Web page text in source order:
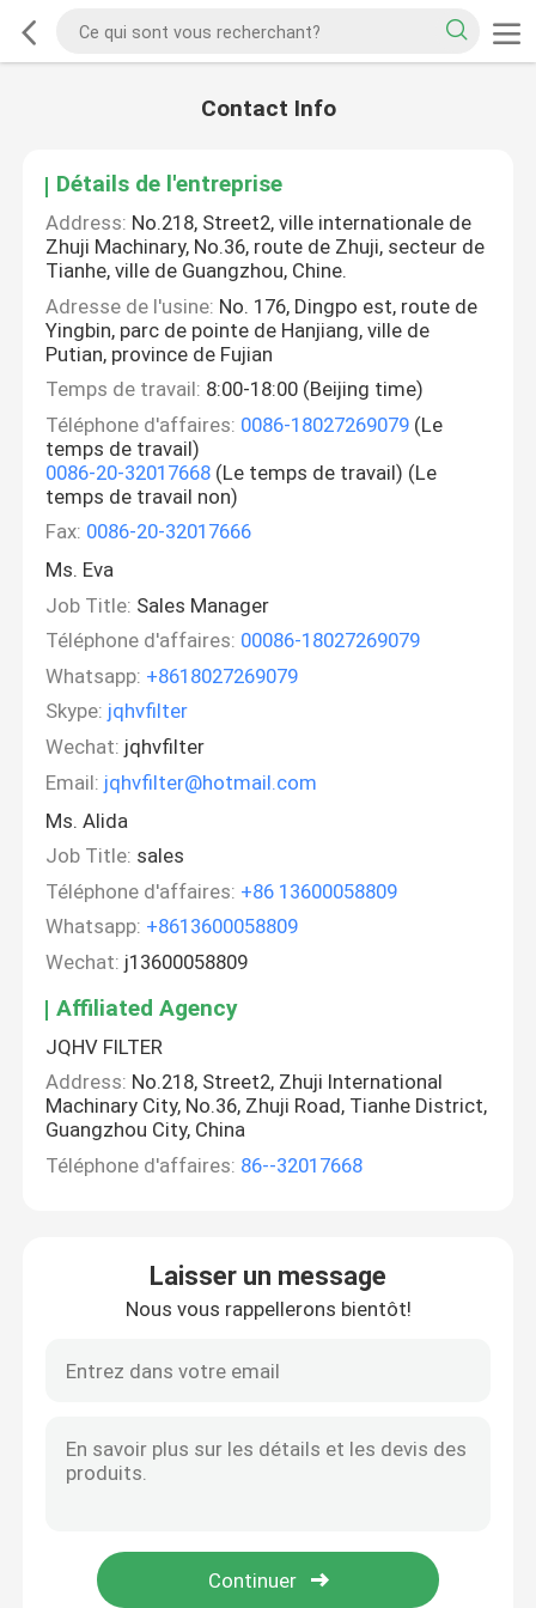
Contact Info
Détails de l'entreprise
Address: No.218, Street2, ville internationale de
Zhuji Machinary, No.36, route de Zhuji, secteur de
Tianhe, ville de Guangzhou, Chine.
Adresse de l'usine: No. 176, Dingpo est, route de
Yingbin, parc de pointe de Hanjiang, ville de
Putian, province de Fujian
Temps de travail: 8:00-18:00 (Beijing time)
Téléphone d'affaires: 0086-18027269079 (Le
temps de travail)
0086-20-32017668 (Le temps de travail) (Le
temps de travail non)
Fax: 0086-20-32017666
Ms. Eva
Job Title: Sales Manager
Téléphone d'affaires: 00086-18027269079
Whatsapp: +8618027269079
Skype: jqhvfilter
Wechat: jqhvfilter
Email: jqhvfilter@hotmail.com
Ms. Alida
Job Title: sales
Téléphone d'affaires: +86 13600058809
Whatsapp: +8613600058809
Wechat: j13600058809
Affiliated Agency
JQHV FILTER
Address: No.218, Street2, Zhuji International
Machinary City, No.36, Zhuji Road, Tianhe District,
Guangzhou City, China
Téléphone d'affaires: 86--32017668
Laisser un message
Nous vous rappellerons bientôt!